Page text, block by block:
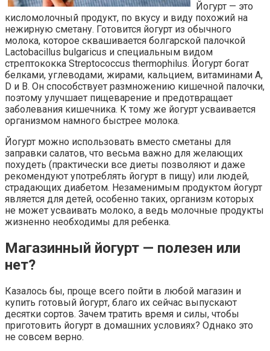
Йогурт — это
кисломолочный продукт, по вкусу и виду похожий на
нежирную сметану. Готовится йогурт из обычного
молока, которое сквашивается болгарской палочкой
Lactobacillus bulgaricus и специальным видом
стрептококка Streptococcus thermophilus. Йогурт богат
белками, углеводами, жирами, кальцием, витаминами А,
D и В. Он способствует размножению кишечной палочки,
поэтому улучшает пищеварение и предотвращает
заболевания кишечника. К тому же йогурт усваивается
организмом намного быстрее молока.
Йогурт можно использовать вместо сметаны для
заправки салатов, что весьма важно для желающих
похудеть (практически все диеты позволяют и даже
рекомендуют употреблять йогурт в пищу) или людей,
страдающих диабетом. Незаменимым продуктом йогурт
является для детей, особенно таких, организм которых
не может усваивать молоко, а ведь молочные продукты
жизненно необходимы для ребенка.
Магазинный йогурт — полезен или
нет?
Казалось бы, проще всего пойти в любой магазин и
купить готовый йогурт, благо их сейчас выпускают
десятки сортов. Зачем тратить время и силы, чтобы
приготовить йогурт в домашних условиях? Однако это
не совсем верно.